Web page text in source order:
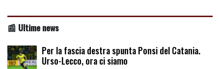
📰 Ultime news
Per la fascia destra spunta Ponsi del Catania.
Urso-Lecco, ora ci siamo